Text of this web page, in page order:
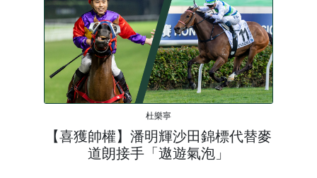
杜樂寧
【喜獲帥權】潘明輝沙田錦標代替麥
道朗接手「遨遊氣泡」